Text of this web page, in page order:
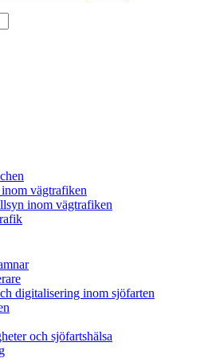
vägtrafiken
inom vägtrafiken
digitalisering inom sjöfarten
och sjöfartshälsa